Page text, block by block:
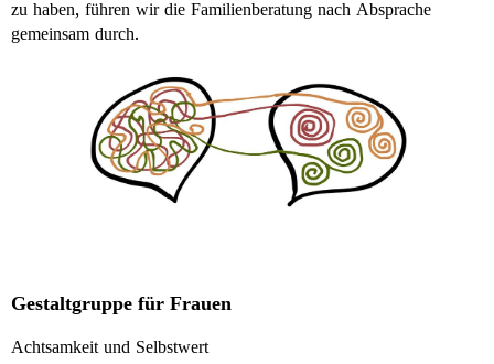
zu haben, führen wir die Familienberatung nach Absprache
gemeinsam durch.
Gestaltgruppe für Frauen
Achtsamkeit und Selbstwert